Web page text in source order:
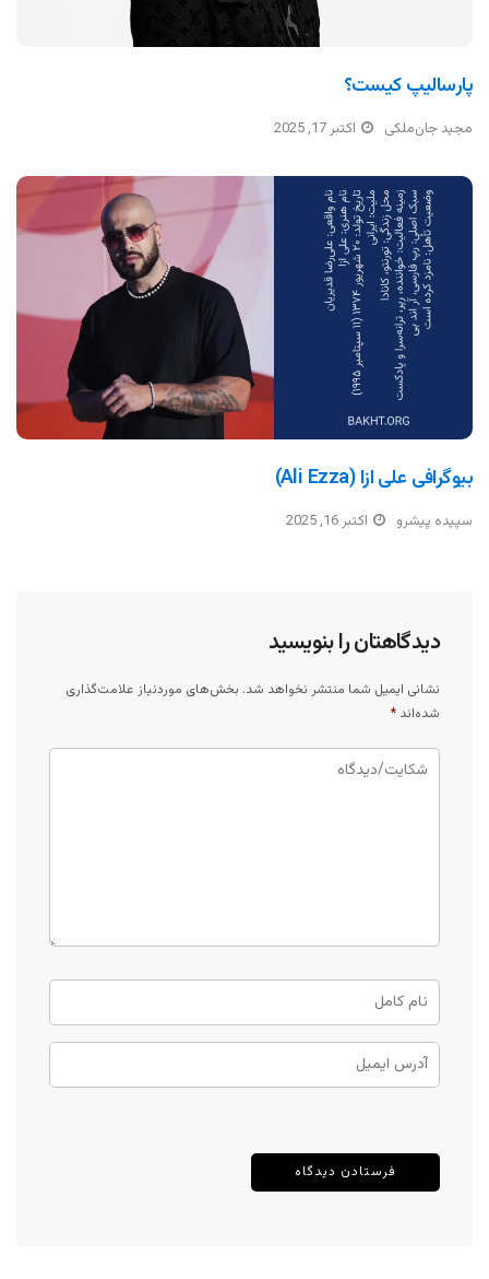
پارسالیپ کیست؟
مجید جان‌ملکی اکتبر 17, 2025
بیوگرافی علی ازا (Ali Ezza)
سپیده پیشرو اکتبر 16, 2025
دیدگاهتان را بنویسید
نشانی ایمیل شما منتشر نخواهد شد. بخش‌های موردنیاز علامت‌گذاری
شده‌اند *